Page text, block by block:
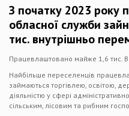
З початку 2023 року
обласної служби
тис. внутрішньо
Працевлаштовано майже 1,6 тис.
Найбільше переселенців
займаються торгівлею, освітою,
діяльністю у сфері
сільським, лісовим та рибним